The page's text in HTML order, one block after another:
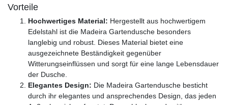
Vorteile
Hochwertiges Material: Hergestellt aus hochwertigem
Edelstahl ist die Madeira Gartendusche besonders
langlebig und robust. Dieses Material bietet eine
ausgezeichnete Beständigkeit gegenüber
Witterungseinflüssen und sorgt für eine lange Lebensdauer
der Dusche.
Elegantes Design: Die Madeira Gartendusche besticht
durch ihr elegantes und ansprechendes Design, das jeden